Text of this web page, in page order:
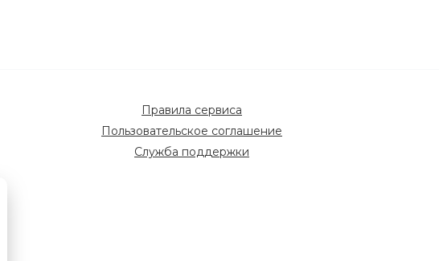
Правила сервиса
Пользовательское соглашение
Служба поддержки